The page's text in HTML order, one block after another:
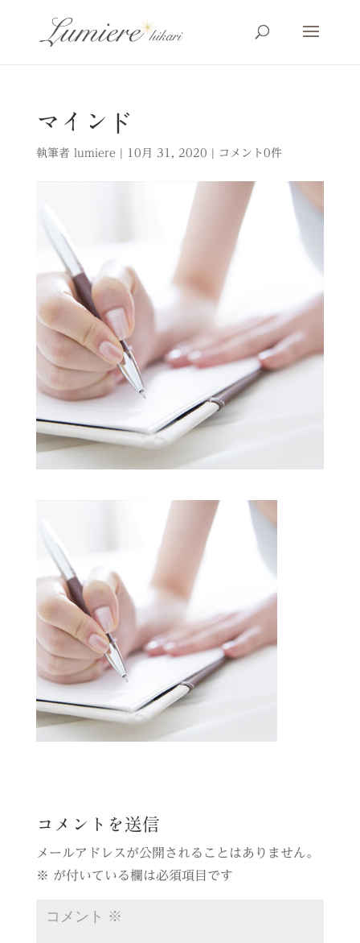
マインド
執筆者 lumiere 10月 31, 2020 コメント0件
コメントを送信
メールアドレスが公開されることはありません。
※ が付いている欄は必須項目です